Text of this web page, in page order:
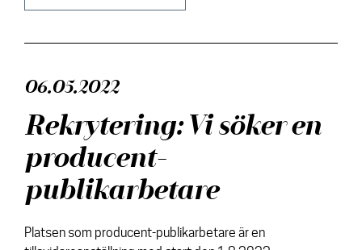
06.05.2022
Rekrytering: Vi söker en
producent-
publikarbetare
Platsen som producent-publikarbetare är en